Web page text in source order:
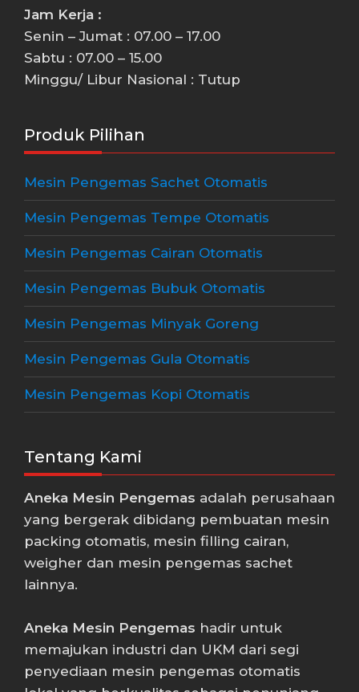
Jam Kerja :
Senin – Jumat : 07.00 – 17.00
Sabtu : 07.00 – 15.00
Minggu/ Libur Nasional : Tutup
Produk Pilihan
Mesin Pengemas Sachet Otomatis
Mesin Pengemas Tempe Otomatis
Mesin Pengemas Cairan Otomatis
Mesin Pengemas Bubuk Otomatis
Mesin Pengemas Minyak Goreng
Mesin Pengemas Gula Otomatis
Mesin Pengemas Kopi Otomatis
Tentang Kami
Aneka Mesin Pengemas adalah perusahaan
yang bergerak dibidang pembuatan mesin
packing otomatis, mesin filling cairan,
weigher dan mesin pengemas sachet
lainnya.
Aneka Mesin Pengemas hadir untuk
memajukan industri dan UKM dari segi
penyediaan mesin pengemas otomatis